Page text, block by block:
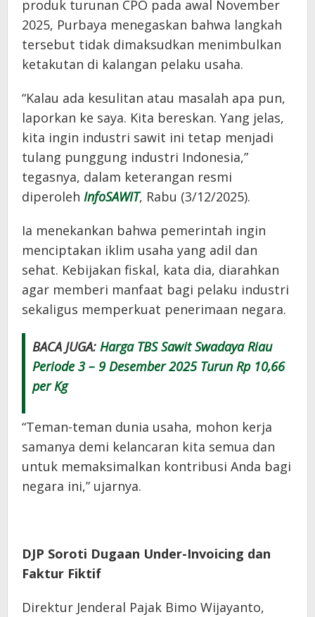
produk turunan CPO pada awal November
2025, Purbaya menegaskan bahwa langkah
tersebut tidak dimaksudkan menimbulkan
ketakutan di kalangan pelaku usaha.
“Kalau ada kesulitan atau masalah apa pun,
laporkan ke saya. Kita bereskan. Yang jelas,
kita ingin industri sawit ini tetap menjadi
tulang punggung industri Indonesia,”
tegasnya, dalam keterangan resmi
diperoleh InfoSAWIT, Rabu (3/12/2025).
Ia menekankan bahwa pemerintah ingin
menciptakan iklim usaha yang adil dan
sehat. Kebijakan fiskal, kata dia, diarahkan
agar memberi manfaat bagi pelaku industri
sekaligus memperkuat penerimaan negara.
BACA JUGA: Harga TBS Sawit Swadaya Riau
Periode 3 – 9 Desember 2025 Turun Rp 10,66
per Kg
“Teman-teman dunia usaha, mohon kerja
samanya demi kelancaran kita semua dan
untuk memaksimalkan kontribusi Anda bagi
negara ini,” ujarnya.
DJP Soroti Dugaan Under-Invoicing dan
Faktur Fiktif
Direktur Jenderal Pajak Bimo Wijayanto,